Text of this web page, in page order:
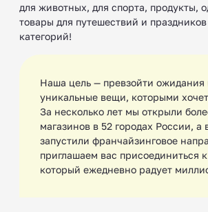
для животных, для спорта, продукты,
товары для путешествий и
категорий!
Наша цель — превзойти ожидания
уникальные вещи, которыми
За несколько лет мы открыли
магазинов в 52 городах России, а
запустили франчайзинговое
приглашаем вас присоединиться
который ежедневно радует